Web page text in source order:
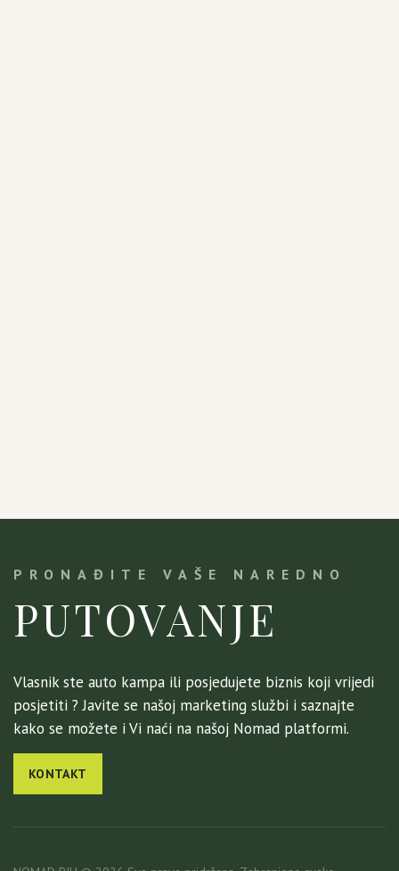
PRONAĐITE VAŠE NAREDNO
PUTOVANJE
Vlasnik ste auto kampa ili posjedujete biznis koji vrijedi
posjetiti ? Javite se našoj marketing službi i saznajte
kako se možete i Vi naći na našoj Nomad platformi.
KONTAKT